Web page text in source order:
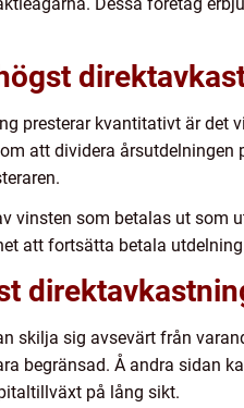
presterar kvantitativt är det
att dividera årsutdelningen
vinsten som betalas ut som
att fortsätta betala
skilja sig avsevärt från
begränsad. Å andra sidan
på lång sikt.